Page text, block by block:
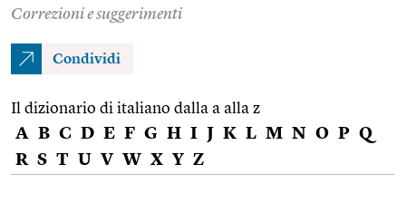
Correzioni e suggerimenti
Condividi
Il dizionario di italiano dalla a alla z
A B C D E F G H I J K L M N O P Q
R S T U V W X Y Z